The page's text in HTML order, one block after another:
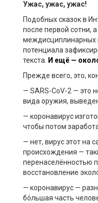
Ужас, ужас, ужас!
Подобных сказок в
после первой сотни,
междисциплинарных
потенциала
текста. И ещё —
Прежде всего, это,
— SARS-CoV-2 — это
вида оружия,
— коронавирус
чтобы потом
— нет, вирус этот на
происхождения —
перенаселённостью
восстановление
— коронавирус —
бóльшая часть